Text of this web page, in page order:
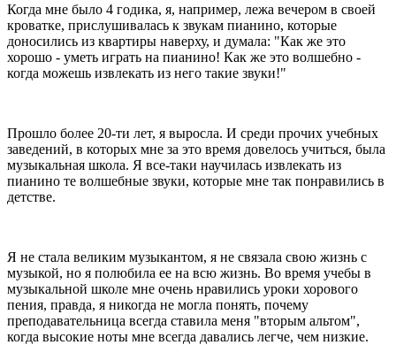
Когда мне было 4 годика, я, например, лежа вечером в своей
кроватке, прислушивалась к звукам пианино, которые
доносились из квартиры наверху, и думала: "Как же это
хорошо - уметь играть на пианино! Как же это волшебно -
когда можешь извлекать из него такие звуки!"
Прошло более 20-ти лет, я выросла. И среди прочих учебных
заведений, в которых мне за это время довелось учиться, была
музыкальная школа. Я все-таки научилась извлекать из
пианино те волшебные звуки, которые мне так понравились в
детстве.
Я не стала великим музыкантом, я не связала свою жизнь с
музыкой, но я полюбила ее на всю жизнь. Во время учебы в
музыкальной школе мне очень нравились уроки хорового
пения, правда, я никогда не могла понять, почему
преподавательница всегда ставила меня "вторым альтом",
когда высокие ноты мне всегда давались легче, чем низкие.